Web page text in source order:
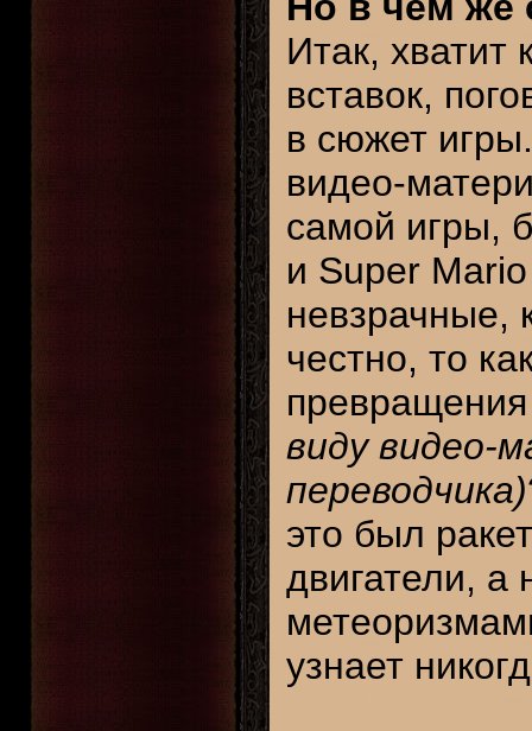
Итак, хватит
вставок,
в сюжет
видео-
самой игры,
и Super
невзрачные,
честно, то
виду видео-
переводчика)
это был
двигатели,
узнает